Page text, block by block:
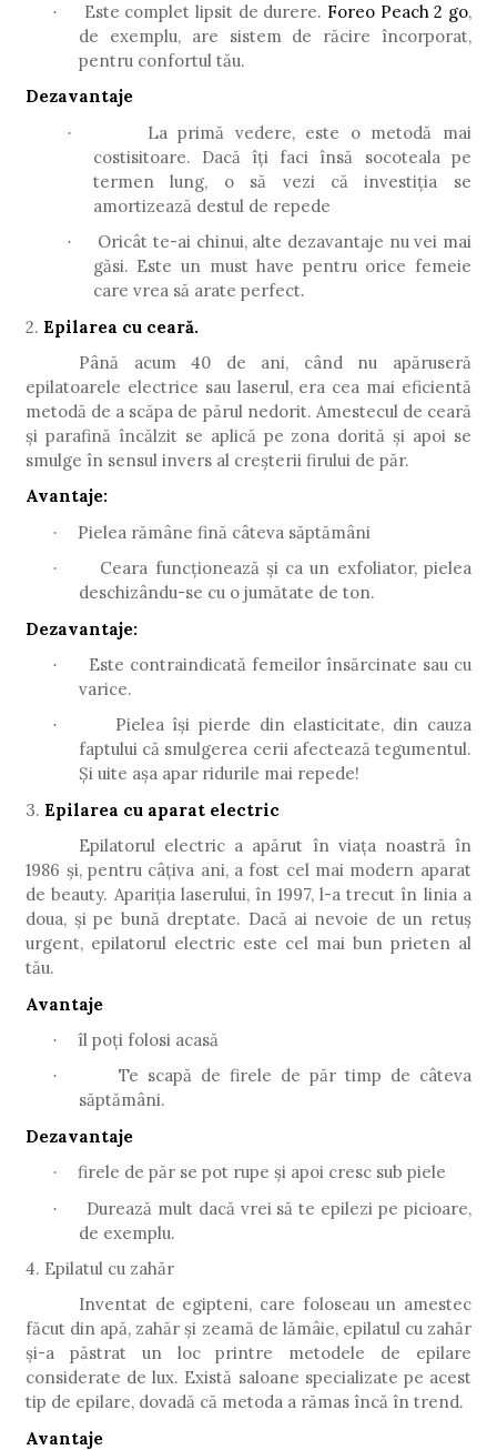
· Este complet lipsit de durere. Foreo Peach 2 go,
de exemplu, are sistem de răcire încorporat,
pentru confortul tău.
Dezavantaje
·
La primă vedere, este o metodă mai
costisitoare. Dacă îți faci însă socoteala pe
termen lung, o să vezi că investiția se
amortizează destul de repede
·
Oricât te-ai chinui, alte dezavantaje nu vei mai
găsi. Este un must have pentru orice femeie
care vrea să arate perfect.
2. Epilarea cu ceară.
Până acum 40 de ani, când nu apăruseră
epilatoarele electrice sau laserul, era cea mai eficientă
metodă de a scăpa de părul nedorit. Amestecul de ceară
și parafină încălzit se aplică pe zona dorită și apoi se
smulge în sensul invers al creșterii firului de păr.
Avantaje:
· Pielea rămâne fină câteva săptămâni
·
Ceara funcționează și ca un exfoliator, pielea
deschizându-se cu o jumătate de ton.
Dezavantaje:
·
Este contraindicată femeilor însărcinate sau cu
varice.
·
Pielea își pierde din elasticitate, din cauza
faptului că smulgerea cerii afectează tegumentul.
Și uite așa apar ridurile mai repede!
3. Epilarea cu aparat electric
Epilatorul electric a apărut în viața noastră în
1986 și, pentru câțiva ani, a fost cel mai modern aparat
de beauty. Apariția laserului, în 1997, l-a trecut în linia a
doua, și pe bună dreptate. Dacă ai nevoie de un retuș
urgent, epilatorul electric este cel mai bun prieten al
tău.
Avantaje
· îl poți folosi acasă
·
Te scapă de firele de păr timp de câteva
săptămâni.
Dezavantaje
· firele de păr se pot rupe și apoi cresc sub piele
·
Durează mult dacă vrei să te epilezi pe picioare,
de exemplu.
4. Epilatul cu zahăr
Inventat de egipteni, care foloseau un amestec
făcut din apă, zahăr și zeamă de lămâie, epilatul cu zahăr
și-a păstrat un loc printre metodele de epilare
considerate de lux. Există saloane specializate pe acest
tip de epilare, dovadă că metoda a rămas încă în trend.
Avantaje